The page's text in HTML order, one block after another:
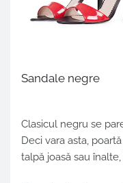
Sandale negre
Clasicul negru se
Deci vara asta,
talpă joasă sau